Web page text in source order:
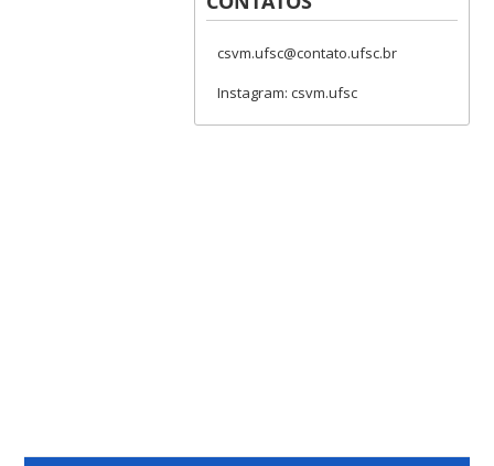
csvm.ufsc@contato.ufsc.br
Instagram: csvm.ufsc